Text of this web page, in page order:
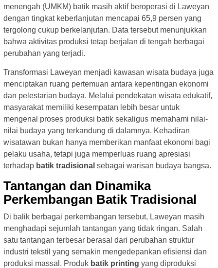
menengah (UMKM) batik masih aktif beroperasi di Laweyan
dengan tingkat keberlanjutan mencapai 65,9 persen yang
tergolong cukup berkelanjutan. Data tersebut menunjukkan
bahwa aktivitas produksi tetap berjalan di tengah berbagai
perubahan yang terjadi.
Transformasi Laweyan menjadi kawasan wisata budaya juga
menciptakan ruang pertemuan antara kepentingan ekonomi
dan pelestarian budaya. Melalui pendekatan wisata edukatif,
masyarakat memiliki kesempatan lebih besar untuk
mengenal proses produksi batik sekaligus memahami nilai-
nilai budaya yang terkandung di dalamnya. Kehadiran
wisatawan bukan hanya memberikan manfaat ekonomi bagi
pelaku usaha, tetapi juga memperluas ruang apresiasi
terhadap batik tradisional sebagai warisan budaya bangsa.
Tantangan dan Dinamika
Perkembangan Batik Tradisional
Di balik berbagai perkembangan tersebut, Laweyan masih
menghadapi sejumlah tantangan yang tidak ringan. Salah
satu tantangan terbesar berasal dari perubahan struktur
industri tekstil yang semakin mengedepankan efisiensi dan
produksi massal. Produk batik printing yang diproduksi